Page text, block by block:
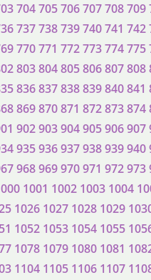
704705706707708709
737738739740741 742
770771 772773774775
803804805806807808
836837838839840841
869870871 872873874
902903904905906907
935936937938939940
968969970971 972973
1001 1002 1003 1004
1026 1027 1028 1029
1052 1053 1054 1055
1078 1079 1080 1081
1104 1105 1106 1107